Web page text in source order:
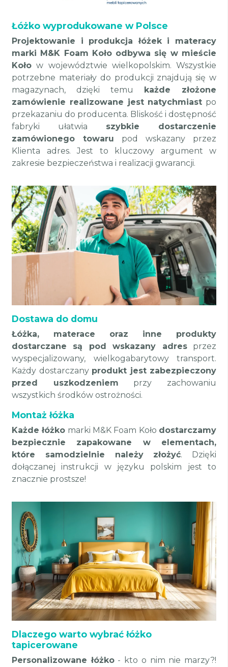
Łóżko wyprodukowane w Polsce
Projektowanie i produkcja łóżek i materacy
marki M&K Foam Koło odbywa się w mieście
Koło w województwie wielkopolskim. Wszystkie
potrzebne materiały do produkcji znajdują się w
magazynach, dzięki temu
każde złożone
zamówienie realizowane jest natychmiast po
przekazaniu do producenta. Bliskość i dostępność
fabryki ułatwia szybkie dostarczenie
zamówionego towaru pod wskazany przez
Klienta adres. Jest to kluczowy argument w
zakresie bezpieczeństwa i realizacji gwarancji.
Dostawa do domu
Łóżka, materace oraz inne produkty
dostarczane są pod wskazany adresprzez
wyspecjalizowany, wielkogabarytowy transport.
Każdy dostarczany produkt jest zabezpieczony
przed uszkodzeniem przy zachowaniu
wszystkich środków ostrożności.
Montaż łóżka
Każde łóżko marki M&K Foam Koło dostarczamy
bezpiecznie zapakowane w elementach,
które samodzielnie należy złożyć. Dzięki
dołączanej instrukcji w języku polskim jest to
znacznie prostsze!
Dlaczego warto wybrać łóżko
tapicerowane
Personalizowane łóżko- kto o nim nie marzy?!